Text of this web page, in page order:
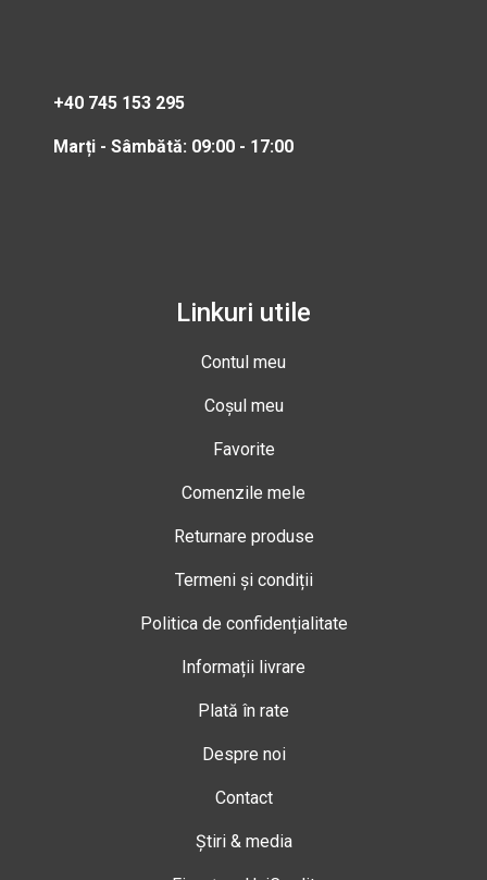
+40 745 153 295
Marți - Sâmbătă: 09:00 - 17:00
Linkuri utile
Contul meu
Coșul meu
Favorite
Comenzile mele
Returnare produse
Termeni și condiții
Politica de confidențialitate
Informații livrare
Plată în rate
Despre noi
Contact
Știri & media